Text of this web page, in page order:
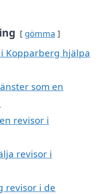
gömma
Kopparberg hjälpa
som en
revisor i
revisor i
revisor i de